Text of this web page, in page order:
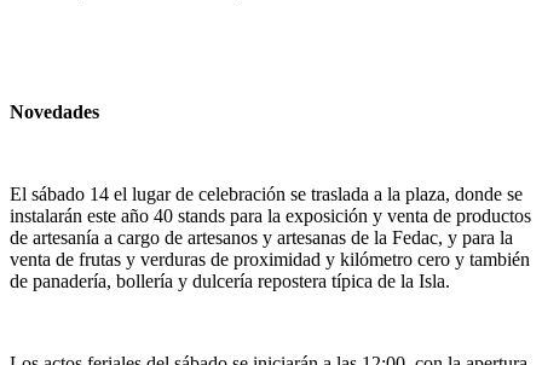
Novedades
El sábado 14 el lugar de celebración se traslada a la plaza, donde se
instalarán este año 40 stands para la exposición y venta de productos
de artesanía a cargo de artesanos y artesanas de la Fedac, y para la
venta de frutas y verduras de proximidad y kilómetro cero y también
de panadería, bollería y dulcería repostera típica de la Isla.